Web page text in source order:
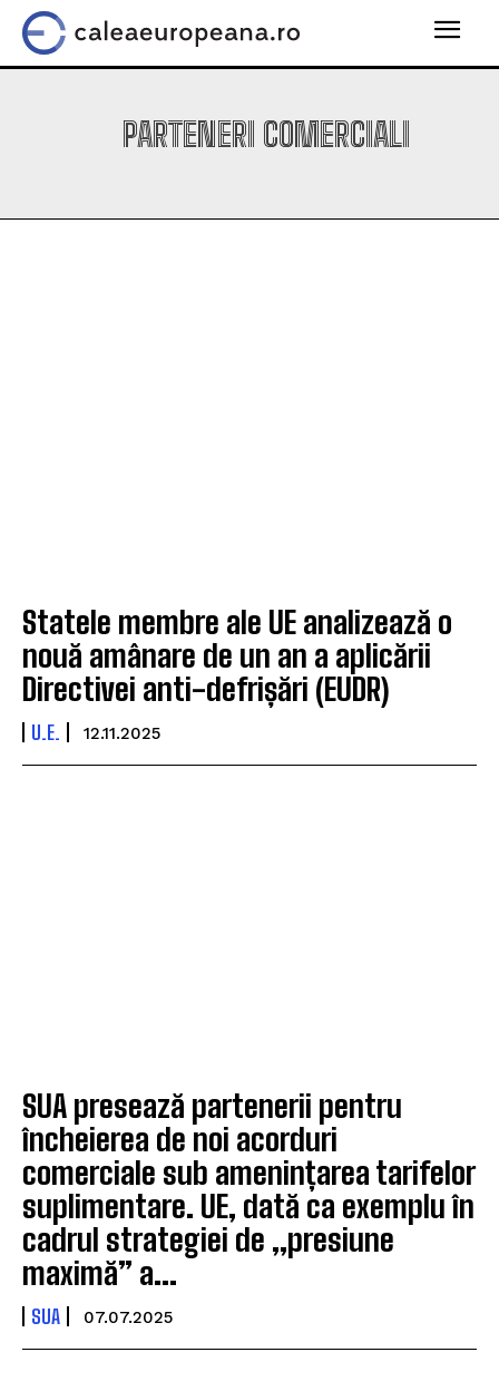
PARTENERI COMERCIALI
Statele membre ale UE analizează o
nouă amânare de un an a aplicării
Directivei anti-defrișări (EUDR)
U.E. 12.11.2025
SUA presează partenerii pentru
încheierea de noi acorduri
comerciale sub amenințarea tarifelor
suplimentare. UE, dată ca exemplu în
cadrul strategiei de „presiune
maximă” a...
SUA 07.07.2025